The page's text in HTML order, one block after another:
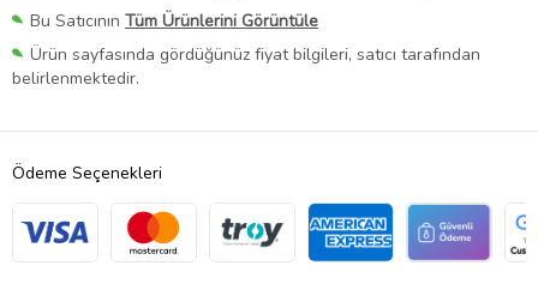
Bu Satıcının Tüm Ürünlerini Görüntüle
Ürün sayfasında gördüğünüz fiyat bilgileri, satıcı tarafından
belirlenmektedir.
Ödeme Seçenekleri